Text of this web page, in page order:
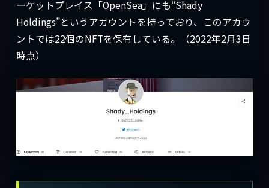
ーケットプレイス「OpenSea」にも“Shady
Holdings”というアカウントを持っており、このアカウ
ントでは22個のNFTを保有している。（2022年2月3日
時点）